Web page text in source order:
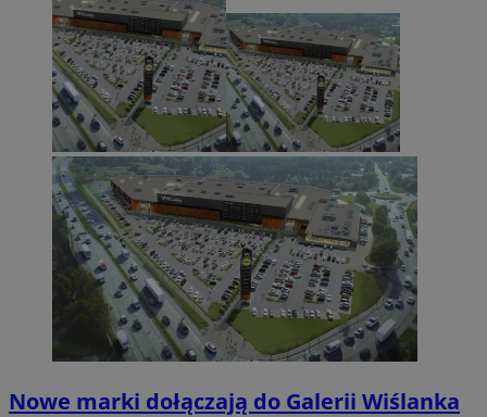
Nowe marki dołączają do Galerii Wiślanka